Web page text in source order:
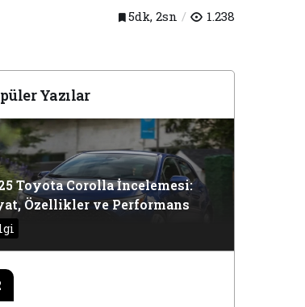
5dk, 2sn 1.238
Yazılar
Toyota Corolla İncelemesi:
Özellikler ve Performans